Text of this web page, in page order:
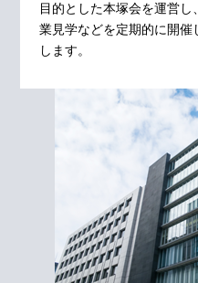
目的とした本塚会を運営
業見学などを定期的に開催
します。